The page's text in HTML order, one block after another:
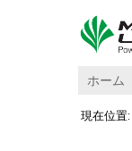
ホーム
現在位置: